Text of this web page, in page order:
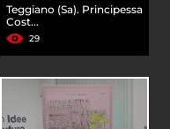
Teggiano (Sa). Principessa
Cost...
29